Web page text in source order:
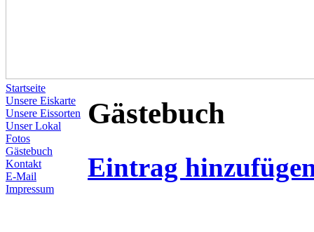
Startseite
Unsere Eiskarte
Unsere Eissorten
Unser Lokal
Fotos
Gästebuch
Kontakt
E-Mail
Impressum
Gästebuch
Eintrag